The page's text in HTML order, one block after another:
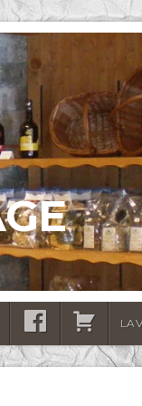
SEGUICI
SU
CARRELLO